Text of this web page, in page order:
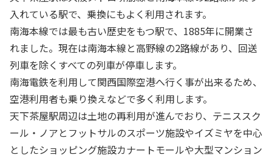
入れている駅で、乗換にもよく利用されます。
南海本線では最も古い歴史をもつ駅で、1885年に開業さ
れました。現在は南海本線と高野線の2路線があり、回送
列車を除くすべての列車が停車します。
南海電鉄を利用して関西国際空港へ行く事が出来るため、
空港利用者も乗り換えなどで多く利用します。
天下茶屋駅周辺は土地の再利用が進んでおり、テニススク
ール・ノアとフットサルのスポーツ施設やイズミヤを中心
としたショッピング施設カナートモールや大型マンション